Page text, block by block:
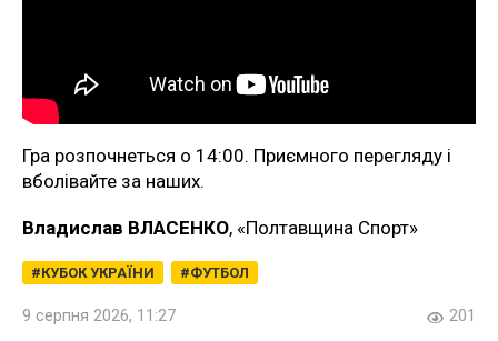
Гра розпочнеться о 14:00. Приємного перегляду і
вболівайте за наших.
Владислав ВЛАСЕНКО, «Полтавщина Спорт»
КУБОК УКРАЇНИ ФУТБОЛ
9 серпня 2026, 11:27 201